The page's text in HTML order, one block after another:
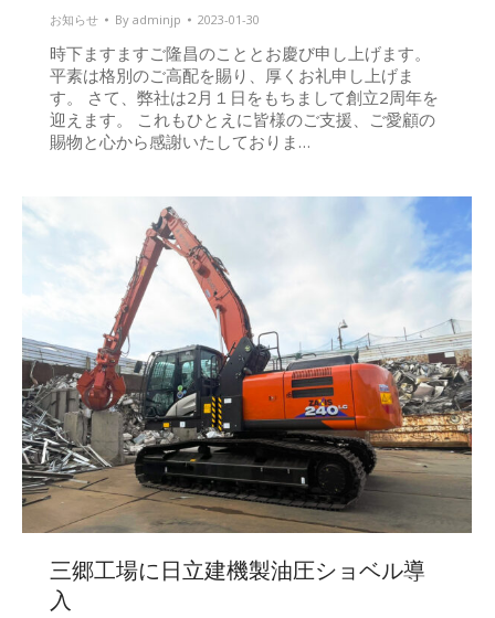
お知らせ By adminjp 2023-01-30
時下ますますご隆昌のこととお慶び申し上げます。
平素は格別のご高配を賜り、厚くお礼申し上げま
す。 さて、弊社は2月１日をもちまして創立2周年を
迎えます。 これもひとえに皆様のご支援、ご愛顧の
賜物と心から感謝いたしておりま…
三郷工場に日立建機製油圧ショベル導
入